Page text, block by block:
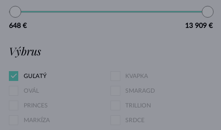
648 € 13 909 €
Výbrus
GUĽATÝ KVAPKA
OVÁL SMARAGD
PRINCES TRILLION
MARKÍZA SRDCE